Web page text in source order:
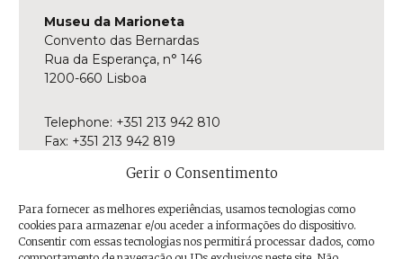
Gerir o Consentimento
Para fornecer as melhores experiências, usamos tecnologias como
cookies para armazenar e/ou aceder a informações do dispositivo.
Consentir com essas tecnologias nos permitirá processar dados, como
Museu da Marioneta
Convento das Bernardas
Rua da Esperança, n° 146
1200-660 Lisboa
Telephone: +351 213 942 810
Fax: +351 213 942 819
Aberto de terça-feira a domingo
Das 10h às 18h
Última entrada às 17h30